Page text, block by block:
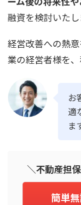
融資を検討いたし
経営改善への熱
業の経営者様を
お
適
ま
＼不動産担
簡単